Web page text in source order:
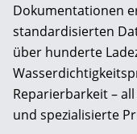
Dokumentationen
standardisierten
über hunderte
Reparierbarkeit –
und spezialisierte